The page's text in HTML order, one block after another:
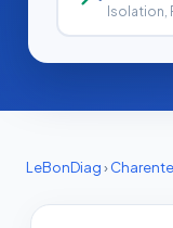
Isolation,
LeBonDiag›Charente